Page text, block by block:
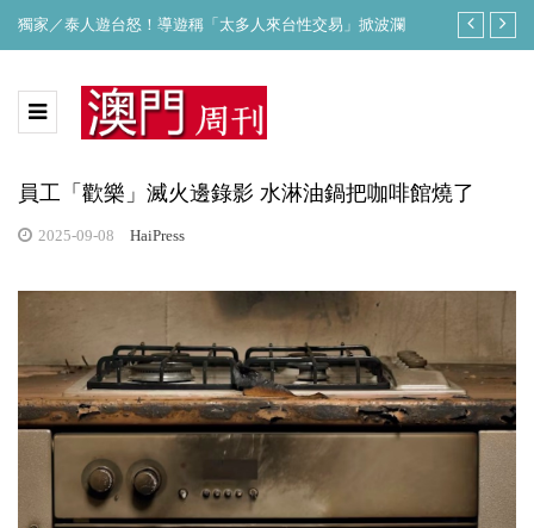
獨家／泰人遊台怒！導遊稱「太多人來台性交易」掀波瀾 白海豚不排
員工「歡樂」滅火邊錄影 水淋油鍋把咖啡館燒了
2025-09-08 HaiPress